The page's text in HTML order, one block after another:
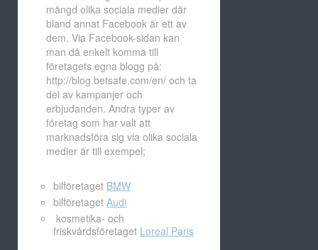
mängd olika sociala medier där
bland annat Facebook är ett av
dem. Via Facebook-sidan kan
man då enkelt komma till
företagets egna blogg på:
http://blog.betsafe.com/en/ och ta
del av kampanjer och
erbjudanden. Andra typer av
företag som har valt att
marknadsföra sig via olika sociala
medier är till exempel;
bilföretaget BMW
bilföretaget Audi
kosmetika- och
friskvårdsföretaget Loreal Paris